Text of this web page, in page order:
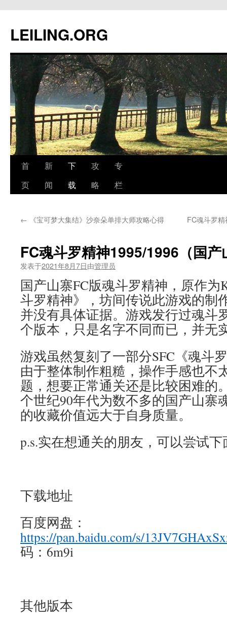
文
LEILING.ORG
首
页
新
闻
下
载
攻
略
专
栏
← 《宝可梦大集结》沙奈朵单排大师攻略心得 FC魂斗罗
FC魂斗罗精神1995/1996（国
发表于2021年8月7日由管理员
国产山寨FC版魂斗罗精神，原作为
斗罗精神》，坊间传说此游戏的制
并没有具体证据。游戏发行过魂斗
个版本，只是名字不同而已，并无
游戏虽然复刻了一部分SFC《魂斗
由于整体制作粗糙，操作手感也不
题，想要正常通关还是比较困难的
个世纪90年代为数不多的国产山寨
的收藏价值远大于自身质量。
p.s.实在想通关的朋友，可以尝试
下载地址
百度网盘：
https://pan.baidu.com/s/
码：6m9i
其他版本